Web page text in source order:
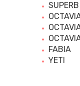
SUPERB
FABIA
YETI